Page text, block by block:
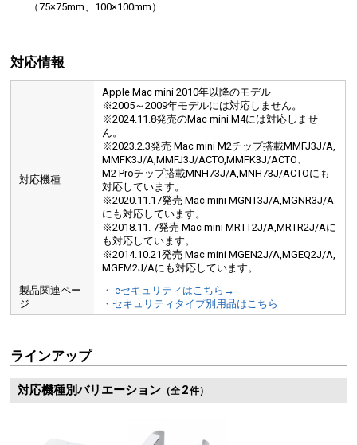
（75×75mm、100×100mm）
対応情報
対応機種
Apple Mac mini 2010年以降のモデル
※2005～2009年モデルには対応しません。
※2024.11.8発売のMac mini M4には対応しませ
ん。
※2023.2.3発売 Mac mini M2チップ搭載MMFJ3J/A,
MMFK3J/A,MMFJ3J/ACTO,MMFK3J/ACTO、
M2 Proチップ搭載MNH73J/A,MNH73J/ACTOにも
対応しています。
※2020.11.17発売 Mac mini MGNT3J/A,MGNR3J/A
にも対応しています。
※2018.11. 7発売 Mac mini MRTT2J/A,MRTR2J/Aに
も対応しています。
※2014.10.21発売 Mac mini MGEN2J/A,MGEQ2J/A,
MGEM2J/Aにも対応しています。
製品関連ペー
ジ
・ eセキュリティはこちら→
・セキュリティタイプ別用品はこちら
ラインアップ
対応機種別バリエーション（全 2件）